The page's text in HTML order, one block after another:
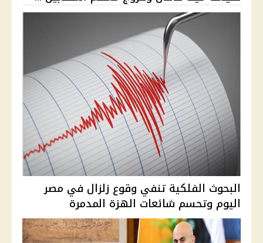
البحوث الفلكية تنفي وقوع زلزال في مصر
اليوم وتحسم شائعات الهزة المدمرة